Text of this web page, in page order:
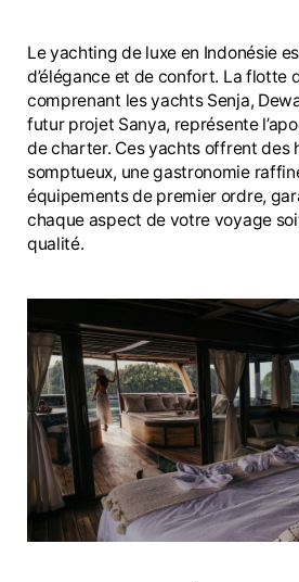
Le yachting de luxe en Indonésie
d’élégance et de confort. La flotte
comprenant les yachts Senja,
futur projet Sanya, représente
de charter. Ces yachts offrent des
somptueux, une gastronomie
équipements de premier ordre,
chaque aspect de votre voyage
qualité.